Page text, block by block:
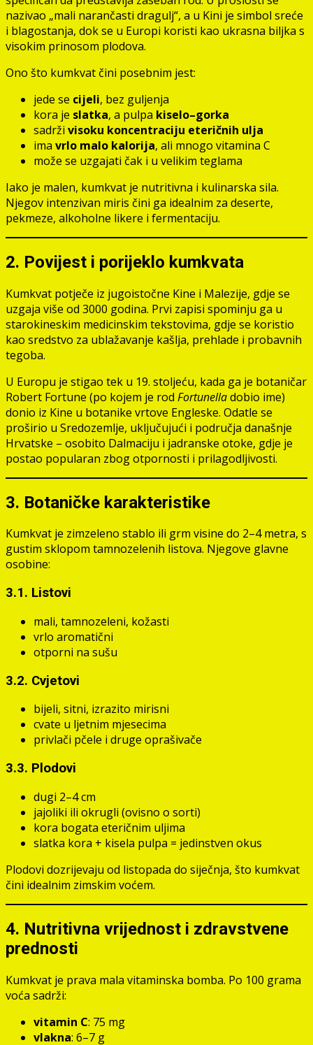
nazivao „mali narančasti dragulj“, a u Kini je simbol sreće
i blagostanja, dok se u Europi koristi kao ukrasna biljka s
visokim prinosom plodova.
Ono što kumkvat čini posebnim jest:
jede se cijeli, bez guljenja
kora je slatka, a pulpa kiselo–gorka
sadrži visoku koncentraciju eteričnih ulja
ima vrlo malo kalorija, ali mnogo vitamina C
može se uzgajati čak i u velikim teglama
Iako je malen, kumkvat je nutritivna i kulinarska sila.
Njegov intenzivan miris čini ga idealnim za deserte,
pekmeze, alkoholne likere i fermentaciju.
2. Povijest i porijeklo kumkvata
Kumkvat potječe iz jugoistočne Kine i Malezije, gdje se
uzgaja više od 3000 godina. Prvi zapisi spominju ga u
starokineskim medicinskim tekstovima, gdje se koristio
kao sredstvo za ublažavanje kašlja, prehlade i probavnih
tegoba.
U Europu je stigao tek u 19. stoljeću, kada ga je botaničar
Robert Fortune (po kojem je rod Fortunelladobio ime)
donio iz Kine u botanike vrtove Engleske. Odatle se
proširio u Sredozemlje, uključujući i područja današnje
Hrvatske – osobito Dalmaciju i jadranske otoke, gdje je
postao popularan zbog otpornosti i prilagodljivosti.
3. Botaničke karakteristike
Kumkvat je zimzeleno stablo ili grm visine do 2–4 metra, s
gustim sklopom tamnozelenih listova. Njegove glavne
osobine:
3.1. Listovi
mali, tamnozeleni, kožasti
vrlo aromatični
otporni na sušu
3.2. Cvjetovi
bijeli, sitni, izrazito mirisni
cvate u ljetnim mjesecima
privlači pčele i druge oprašivače
3.3. Plodovi
dugi 2–4 cm
jajoliki ili okrugli (ovisno o sorti)
kora bogata eteričnim uljima
slatka kora + kisela pulpa = jedinstven okus
Plodovi dozrijevaju od listopada do siječnja, što kumkvat
čini idealnim zimskim voćem.
4. Nutritivna vrijednost i zdravstvene
prednosti
Kumkvat je prava mala vitaminska bomba. Po 100 grama
voća sadrži:
vitamin C: 75 mg
vlakna: 6–7 g